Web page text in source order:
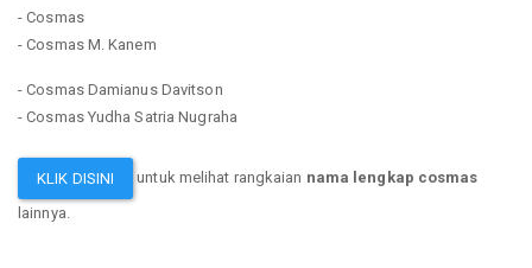
- Cosmas
- Cosmas M. Kanem
- Cosmas Damianus Davitson
- Cosmas Yudha Satria Nugraha
KLIK DISINI untuk melihat rangkaian nama lengkap cosmas
lainnya.